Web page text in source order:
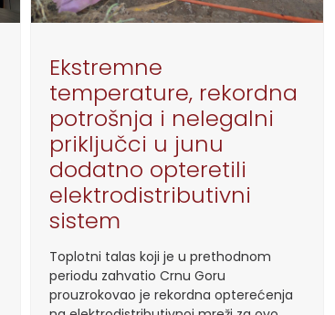
Ekstremne
temperature, rekordna
potrošnja i nelegalni
priključci u junu
dodatno opteretili
elektrodistributivni
sistem
Toplotni talas koji je u prethodnom
periodu zahvatio Crnu Goru
prouzrokovao je rekordna opterećenja